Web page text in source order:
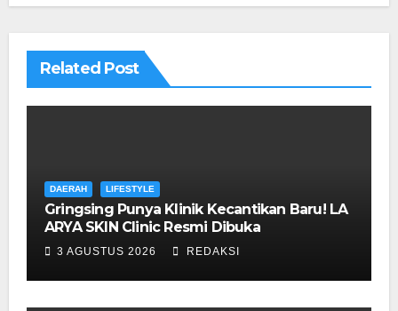
Related Post
DAERAH LIFESTYLE
Gringsing Punya Klinik Kecantikan Baru! LA
ARYA SKIN Clinic Resmi Dibuka
3 AGUSTUS 2026 REDAKSI